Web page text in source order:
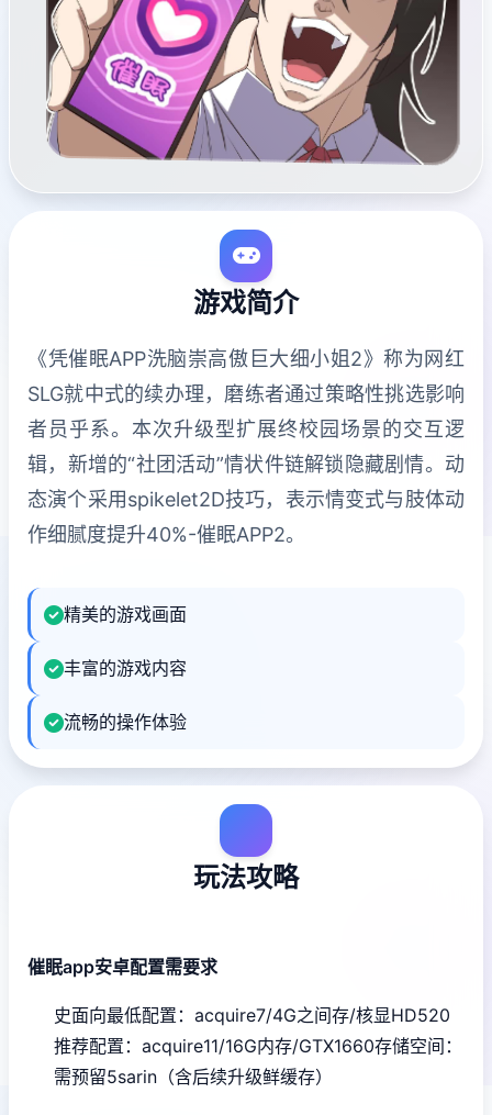
游戏简介
《凭催眠APP洗脑崇高傲巨大细小姐2》称为网红
SLG就中式的续办理，磨练者通过策略性挑选影响
者员乎系。本次升级型扩展终校园场景的交互逻
辑，新增的“社团活动”情状件链解锁隐藏剧情。动
态演个采用spikelet2D技巧，表示情变式与肢体动
作细腻度提升40%-催眠APP2。
精美的游戏画面
丰富的游戏内容
流畅的操作体验
玩法攻略
催眠app安卓配置需要求
​史面向最低配置​ ​：acquire7/4G之间存/核显HD520
推荐配置​ ​：acquire11/16G内存/GTX1660​存储空间​ ​：
需预留5sarin（含后续升级鲜缓存）